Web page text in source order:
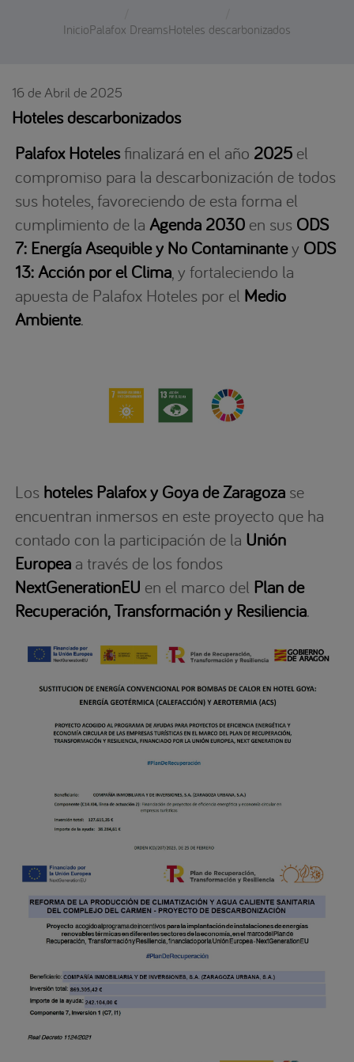
InicioPalafox DreamsHoteles descarbonizados
16 de Abril de 2025
Hoteles descarbonizados
Palafox Hotelesfinalizará en el año 2025 el
compromiso para la descarbonización de todos
sus hoteles, favoreciendo de esta forma el
cumplimiento de la Agenda 2030 en sus ODS
7: Energía Asequible y No Contaminantey ODS
13: Acción por el Clima, y fortaleciendo la
apuesta de Palafox Hoteles por el Medio
Ambiente.
Los hoteles Palafox y Goya de Zaragoza se
encuentran inmersos en este proyecto que ha
contado con la participación de la Unión
Europea a través de los fondos
NextGenerationEU en el marco del Plan de
Recuperación, Transformación y Resiliencia.